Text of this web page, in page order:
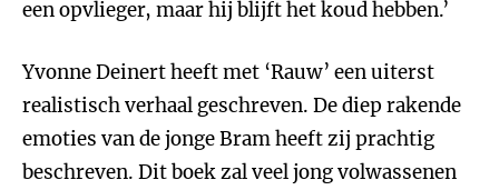
een opvlieger, maar hij blijft het koud hebben.’
Yvonne Deinert heeft met ‘Rauw’ een uiterst
realistisch verhaal geschreven. De diep rakende
emoties van de jonge Bram heeft zij prachtig
beschreven. Dit boek zal veel jong volwassenen